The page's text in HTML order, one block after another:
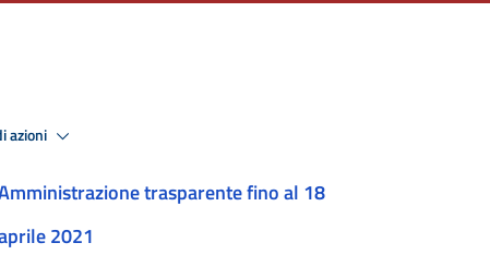
azioni
trasparente fino al 18
2021